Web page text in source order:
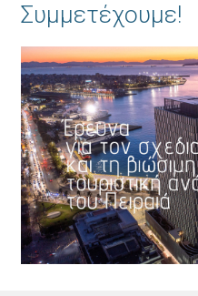
Συμμετέχουμε!